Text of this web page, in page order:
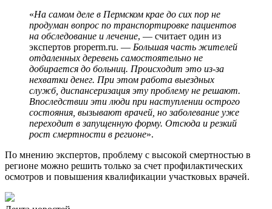
«На самом деле в Пермском крае до сих пор не
продуман вопрос по транспортировке пациентов
на обследование и лечение, — считает один из
экспертов properm.ru. — Большая часть жителей
отдаленных деревень самостоятельно не
добирается до больниц. Происходит это из-за
нехватки денег. При этом работа выездных
служб, диспансеризация эту проблему не решают.
Впоследствии эти люди при наступлении острого
состояния, вызывают врачей, но заболевание уже
переходит в запущенную форму. Отсюда и резкий
рост смертности в регионе».
По мнению экспертов, проблему с высокой смертностью в
регионе можно решить только за счет профилактических
осмотров и повышения квалификации участковых врачей.